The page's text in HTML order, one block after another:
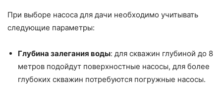
При выборе насоса для дачи необходимо учитывать
следующие параметры:
Глубина залегания воды: для скважин глубиной до 8
метров подойдут поверхностные насосы, для более
глубоких скважин потребуются погружные насосы.